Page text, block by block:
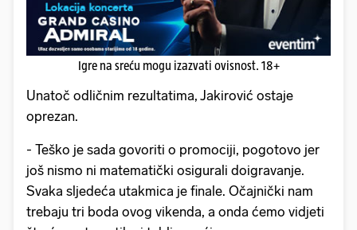
Igre na sreću mogu izazvati ovisnost. 18+
Unatoč odličnim rezultatima, Jakirović ostaje
oprezan.
- Teško je sada govoriti o promociji, pogotovo jer
još nismo ni matematički osigurali doigravanje.
Svaka sljedeća utakmica je finale. Očajnički nam
trebaju tri boda ovog vikenda, a onda ćemo vidjeti